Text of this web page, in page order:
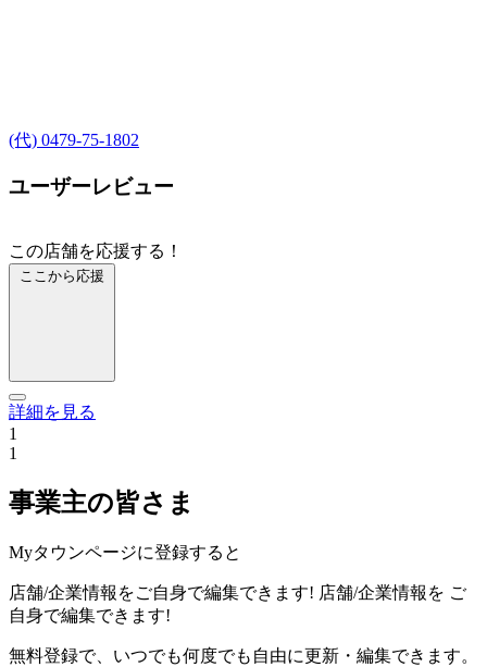
(代) 0479-75-1802
ユーザーレビュー
この店舗を応援する！
ここから応援
詳細を見る
1
1
事業主の皆さま
Myタウンページに登録すると
店舗/企業情報をご自身で編集できます! 店舗/企業情報を ご
自身で編集できます!
無料登録で、いつでも何度でも自由に更新・編集できます。